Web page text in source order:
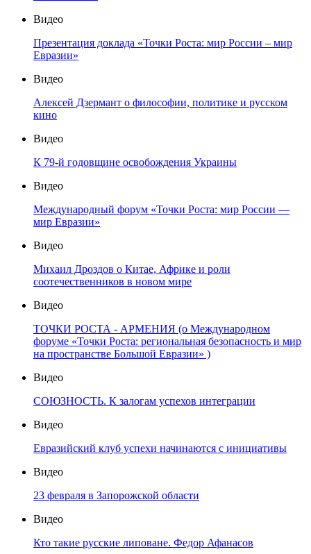
Видео
Презентация доклада «Точки Роста: мир России – мир
Евразии»
Видео
Алексей Дзермант о философии, политике и русском
кино
Видео
К 79-й годовщине освобождения Украины
Видео
Международный форум «Точки Роста: мир России —
мир Евразии»
Видео
Михаил Дроздов о Китае, Африке и роли
соотечественников в новом мире
Видео
ТОЧКИ РОСТА - АРМЕНИЯ (о Международном
форуме «Точки Роста: региональная безопасность и мир
на пространстве Большой Евразии» )
Видео
СОЮЗНОСТЬ. К залогам успехов интеграции
Видео
Евразийский клуб успехи начинаются с инициативы
Видео
23 февраля в Запорожской области
Видео
Кто такие русские липоване. Федор Афанасов